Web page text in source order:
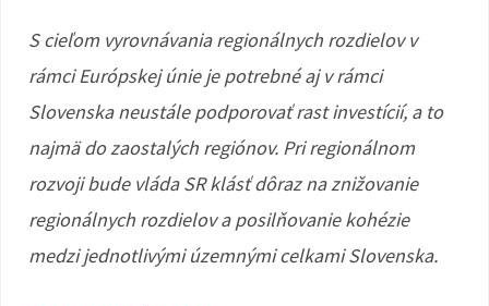
S cieľom vyrovnávania regionálnych rozdielov v
rámci Európskej únie je potrebné aj v rámci
Slovenska neustále podporovať rast investícií, a to
najmä do zaostalých regiónov. Pri regionálnom
rozvoji bude vláda SR klásť dôraz na znižovanie
regionálnych rozdielov a posilňovanie kohézie
medzi jednotlivými územnými celkami Slovenska.